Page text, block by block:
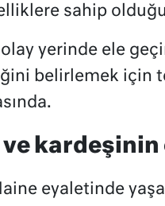
sahip
olay yerinde ele
belirlemek için
ve kardeşinin
eyaletinde